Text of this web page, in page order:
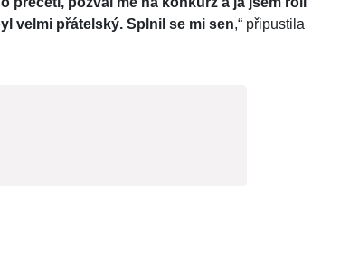
velmi přátelský. Splnil se mi sen,“ připustila